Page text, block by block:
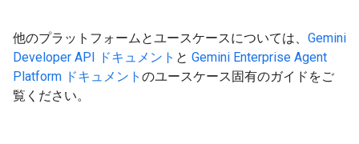
他のプラットフォームとユースケースについては、 Gemini
Developer API ドキュメント と Gemini Enterprise Agent
Platform ドキュメント のユースケース固有のガイドをご
覧ください。